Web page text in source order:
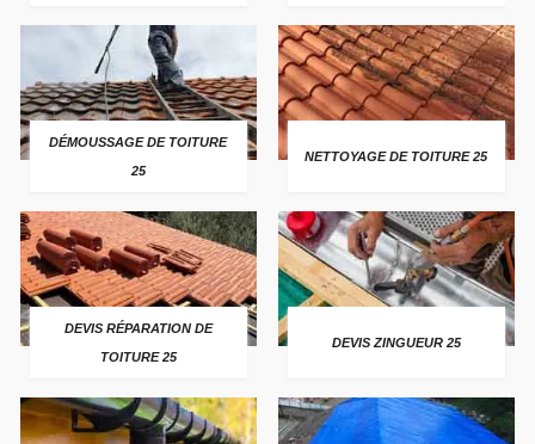
DÉMOUSSAGE DE TOITURE
25
NETTOYAGE DE TOITURE 25
DEVIS RÉPARATION DE
TOITURE 25
DEVIS ZINGUEUR 25